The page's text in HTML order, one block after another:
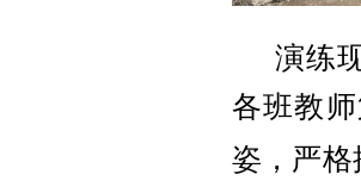
演练
各班教
姿，严